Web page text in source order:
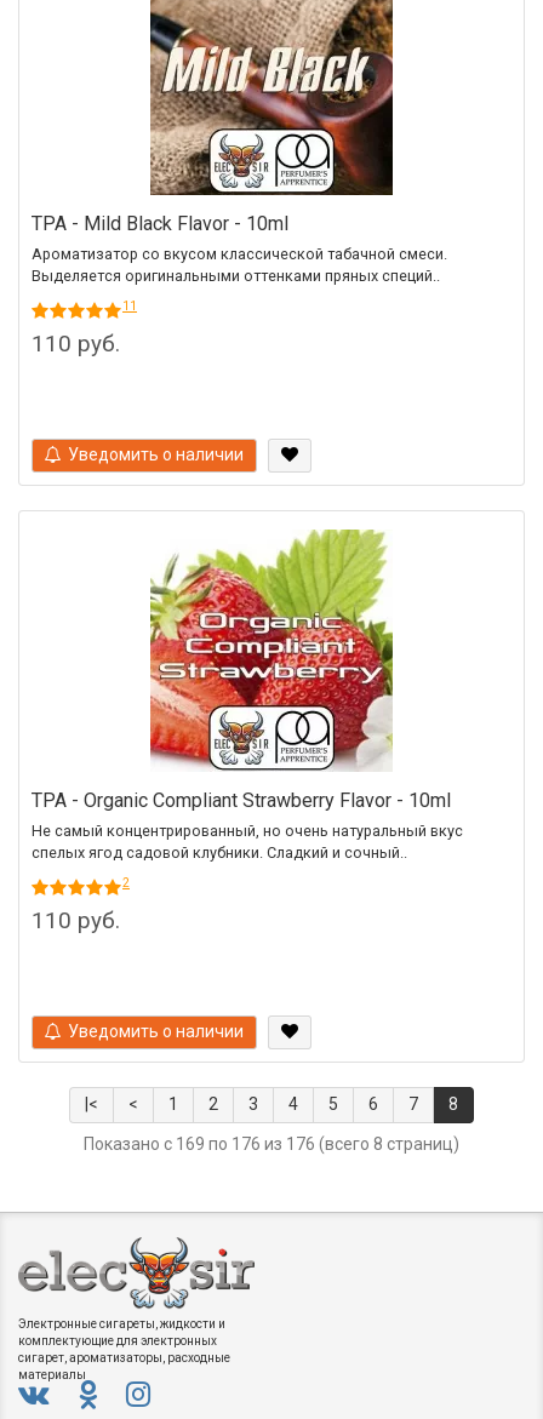
TPA - Mild Black Flavor - 10ml
Ароматизатор со вкусом классической табачной смеси.
Выделяется оригинальными оттенками пряных специй..
11
110 руб.
Уведомить о наличии
TPA - Organic Compliant Strawberry Flavor - 10ml
Не самый концентрированный, но очень натуральный вкус
спелых ягод садовой клубники. Сладкий и сочный..
2
110 руб.
Уведомить о наличии
|< < 1 2 3 4 5 6 7 8
Показано с 169 по 176 из 176 (всего 8 страниц)
Электронные сигареты, жидкости и
комплектующие для электронных
сигарет, ароматизаторы, расходные
материалы